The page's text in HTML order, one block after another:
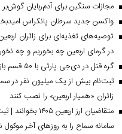
مجازات سنگین برای آدم‌ربایان گوش‌بر
واکسن جدید سرطان پانکراس
در گرمای اربعین چه بخوریم و چه
گره قتل در دی‌جی پارتی با ۵۰ قسم باز می‌شود
ثبت‌نام بیش از یک میلیون نفر در
زائران «همیار اربعین» را نصب کنند
متقاضیان ارز اربعین ۱۴۰۵
سامانه سماح را به روز‌های آخر موکول